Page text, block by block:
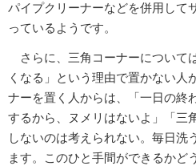
パイプクリーナーなどを併用して
っているようです。
さらに、三角コーナーについて
くなる」という理由で置かない人
ナーを置く人からは、「一日の終
するから、ヌメリはないよ」「三
しないのは考えられない。毎日洗
ます。このひと手間ができるかど